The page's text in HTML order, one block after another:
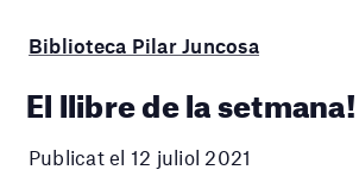
Biblioteca Pilar Juncosa
El llibre de la
Publicat el 12 juliol 2021